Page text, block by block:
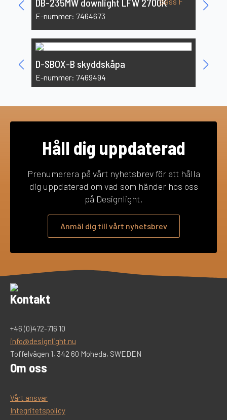
DB-235MW downlight LFW 2700K
E-nummer: 7464673
E-
D-SBOX-B skyddskåpa
E-nummer: 7469494
E-
Håll dig uppdaterad
Prenumerera på vårt nyhetsbrev för att hålla
dig uppdaterad om vad som händer hos oss
på Designlight.
Anmäl dig till vårt nyhetsbrev
Kontakt
+46 (0)472-716 10
info@designlight.nu
Toffelvägen 1, 342 60 Moheda, SWEDEN
Om oss
Vårt ansvar
Integritetspolicy